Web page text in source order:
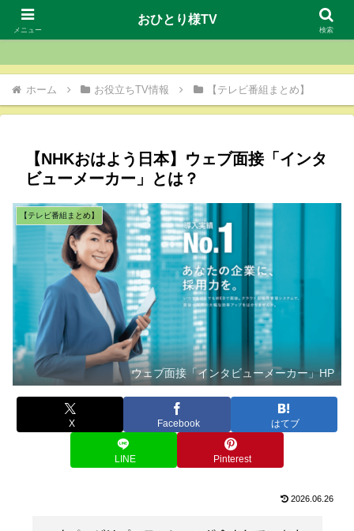
おひとり様TV
ホーム お役立ちTV情報 【テレビ番組まとめ】
【NHKおはよう日本】ウェブ面接「インタ
ビューメーカー」とは？
【テレビ番組まとめ】
ウェブ面接「インタビューメーカー」HP
X Facebook はてブ
LINE Pinterest
2026.06.26
メニュー
おひとり様TV
検索